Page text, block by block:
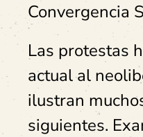
Convergencia
Las protestas
actual al
ilustran
siguientes.